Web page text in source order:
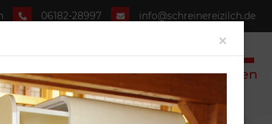
06182-28997 info@schreinereizilch.de
Unternehmen Leistungen
×